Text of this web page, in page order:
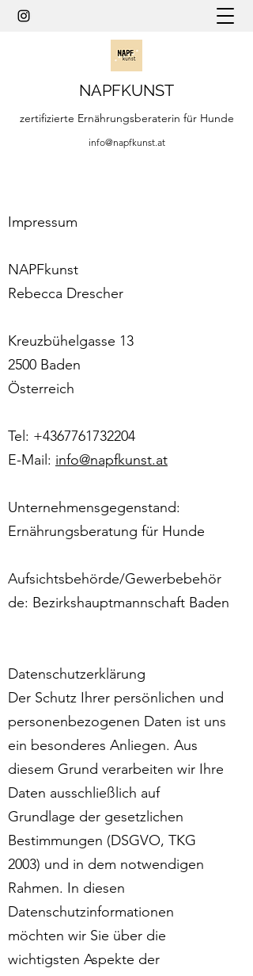
NAPFKUNST
zertifizierte Ernährungsberaterin für Hunde
info@napfkunst.at
Impressum
NAPFkunst
Rebecca Drescher
Kreuzbühelgasse 13
2500 Baden
Österreich
Tel: +4367761732204
E-Mail: info@napfkunst.at
Unternehmensgegenstand:
Ernährungsberatung für Hunde
Aufsichtsbehörde/Gewerbebehör
de: Bezirkshauptmannschaft Baden
Datenschutzerklärung
Der Schutz Ihrer persönlichen und
personenbezogenen Daten ist uns
ein besonderes Anliegen. Aus
diesem Grund verarbeiten wir Ihre
Daten ausschließlich auf
Grundlage der gesetzlichen
Bestimmungen (DSGVO, TKG
2003) und in dem notwendigen
Rahmen. In diesen
Datenschutzinformationen
möchten wir Sie über die
wichtigsten Aspekte der